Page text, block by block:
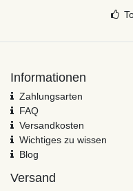
Informationen
Zahlungsarten
FAQ
Versandkosten
Wichtiges zu wissen
Blog
Versand